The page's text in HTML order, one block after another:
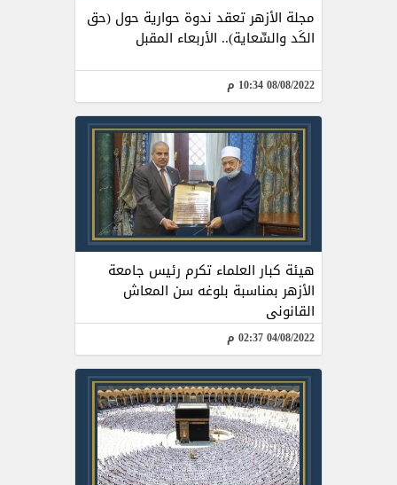
مجلة الأزهر تعقد ندوة حوارية حول (حق
الكَد والسِّعاية).. الأربعاء المقبل
08/08/2022 10:34 م
هيئة كبار العلماء تكرم رئيس جامعة
الأزهر بمناسبة بلوغه سن المعاش
القانونى
04/08/2022 02:37 م